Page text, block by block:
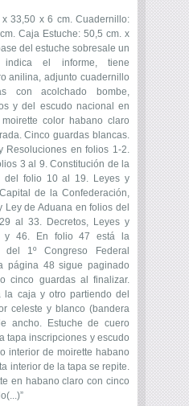
x 33,50 x 6 cm. Cuadernillo:
Caja Estuche: 50,5 cm. x
del estuche sobresale un
indica el informe, tiene
anilina, adjunto cuadernillo
con acolchado bombe,
y del escudo nacional en
color habano claro
Cinco guardas blancas.
Resoluciones en folios 1-2.
3 al 9. Constitución de la
del folio 10 al 19. Leyes y
de la Confederación,
de Aduana en folios del
al 33. Decretos, Leyes y
y 46. En folio 47 está la
1º Congreso Federal
página 48 sigue paginado
cinco guardas al finalizar.
la caja y otro partiendo del
celeste y blanco (bandera
ancho. Estuche de cuero
tapa inscripciones y escudo
interior de moirette habano
interior de la tapa se repite.
en habano claro con cinco